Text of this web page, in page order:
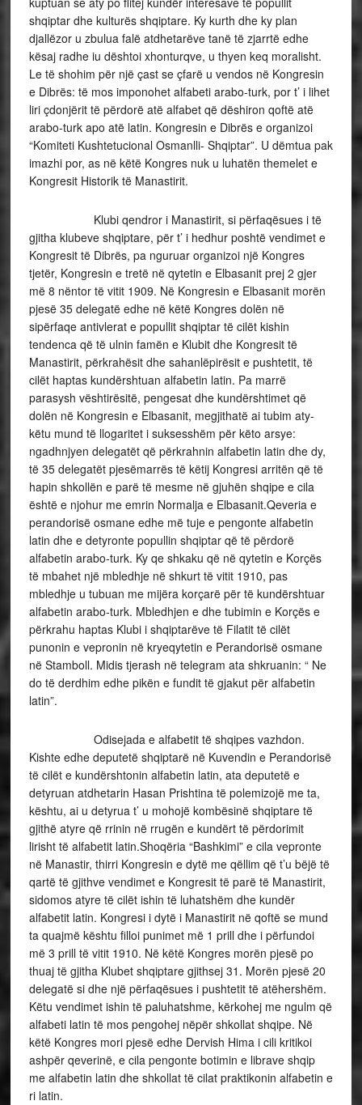
shqiptar dhe kulturës shqiptare. Ky kurth dhe ky plan
djallëzor u zbulua falë atdhetarëve tanë të zjarrtë edhe
kësaj radhe iu dështoi xhonturqve, u thyen keq moralisht.
Le të shohim për një çast se çfarë u vendos në Kongresin
e Dibrës: të mos imponohet alfabeti arabo-turk, por t’ i lihet
liri çdonjërit të përdorë atë alfabet që dëshiron qoftë atë
arabo-turk apo atë latin. Kongresin e Dibrës e organizoi
“Komiteti Kushtetucional Osmanlli- Shqiptar”. U dëmtua pak
imazhi por, as në këtë Kongres nuk u luhatën themelet e
Kongresit Historik të Manastirit.
Klubi qendror i Manastirit, si përfaqësues i të
gjitha klubeve shqiptare, për t’ i hedhur poshtë vendimet e
Kongresit të Dibrës, pa nguruar organizoi një Kongres
tjetër, Kongresin e tretë në qytetin e Elbasanit prej 2 gjer
më 8 nëntor të vitit 1909. Në Kongresin e Elbasanit morën
pjesë 35 delegatë edhe në këtë Kongres dolën në
sipërfaqe antivlerat e popullit shqiptar të cilët kishin
tendenca që të ulnin famën e Klubit dhe Kongresit të
Manastirit, përkrahësit dhe sahanlëpirësit e pushtetit, të
cilët haptas kundërshtuan alfabetin latin. Pa marrë
parasysh vështirësitë, pengesat dhe kundërshtimet që
dolën në Kongresin e Elbasanit, megjithatë ai tubim aty-
këtu mund të llogaritet i suksesshëm për këto arsye:
ngadhnjyen delegatët që përkrahnin alfabetin latin dhe dy,
të 35 delegatët pjesëmarrës të këtij Kongresi arritën që të
hapin shkollën e parë të mesme në gjuhën shqipe e cila
është e njohur me emrin Normalja e Elbasanit.Qeveria e
perandorisë osmane edhe më tuje e pengonte alfabetin
latin dhe e detyronte popullin shqiptar që të përdorë
alfabetin arabo-turk. Ky qe shkaku që në qytetin e Korçës
të mbahet një mbledhje në shkurt të vitit 1910, pas
mbledhje u tubuan me mijëra korçarë për të kundërshtuar
alfabetin arabo-turk. Mbledhjen e dhe tubimin e Korçës e
përkrahu haptas Klubi i shqiptarëve të Filatit të cilët
punonin e vepronin në kryeqytetin e Perandorisë osmane
në Stamboll. Midis tjerash në telegram ata shkruanin: “ Ne
do të derdhim edhe pikën e fundit të gjakut për alfabetin
latin”.
Odisejada e alfabetit të shqipes vazhdon.
Kishte edhe deputetë shqiptarë në Kuvendin e Perandorisë
të cilët e kundërshtonin alfabetin latin, ata deputetë e
detyruan atdhetarin Hasan Prishtina të polemizojë me ta,
kështu, ai u detyrua t’ u mohojë kombësinë shqiptare të
gjithë atyre që rrinin në rrugën e kundërt të përdorimit
lirisht të alfabetit latin.Shoqëria “Bashkimi” e cila vepronte
në Manastir, thirri Kongresin e dytë me qëllim që t’u bëjë të
qartë të gjithve vendimet e Kongresit të parë të Manastirit,
sidomos atyre të cilët ishin të luhatshëm dhe kundër
alfabetit latin. Kongresi i dytë i Manastirit në qoftë se mund
ta quajmë kështu filloi punimet më 1 prill dhe i përfundoi
më 3 prill të vitit 1910. Në këtë Kongres morën pjesë po
thuaj të gjitha Klubet shqiptare gjithsej 31. Morën pjesë 20
delegatë si dhe një përfaqësues i pushtetit të atëhershëm.
Këtu vendimet ishin të paluhatshme, kërkohej me ngulm që
alfabeti latin të mos pengohej nëpër shkollat shqipe. Në
këtë Kongres mori pjesë edhe Dervish Hima i cili kritikoi
ashpër qeverinë, e cila pengonte botimin e librave shqip
me alfabetin latin dhe shkollat të cilat praktikonin alfabetin e
ri latin.